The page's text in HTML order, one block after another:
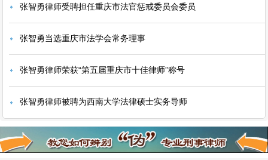
张智勇律师受聘担任重庆市法官惩戒委员会委员
张智勇当选重庆市法学会常务理事
张智勇律师荣获“第五届重庆市十佳律师”称号
张智勇律师被聘为西南大学法律硕士实务导师